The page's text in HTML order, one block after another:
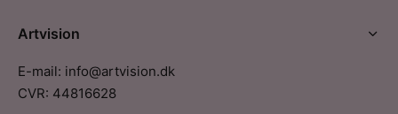
Artvision
E-mail: info@artvision.dk
CVR: 44816628